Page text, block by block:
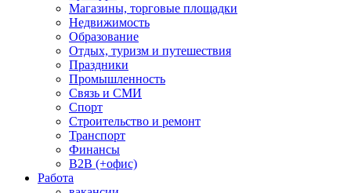
Магазины, торговые площадки
Недвижимость
Образование
Отдых, туризм и путешествия
Праздники
Промышленность
Связь и СМИ
Спорт
Строительство и ремонт
Транспорт
Финансы
B2B (+офис)
Работа